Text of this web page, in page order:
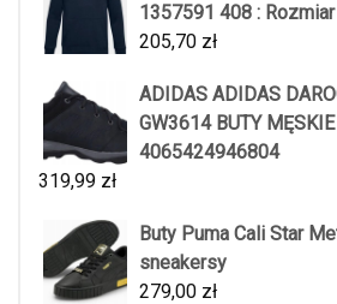
1357591 408 :
205,70 zł
ADIDAS ADIDAS
GW3614 BUTY
4065424946804
319,99 zł
Buty Puma Cali Star
sneakersy
279,00 zł